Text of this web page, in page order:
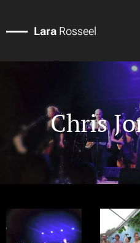
LaraRosseel
Chris